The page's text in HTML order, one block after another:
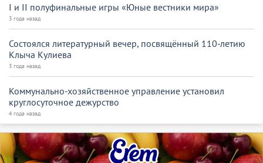
I и II полуфинальные игры «Юные вестники мира»
3 года назад
Состоялся литературный вечер, посвящённый 110-летию
Клыча Кулиева
3 года назад
Коммунально-хозяйственное управление установил
круглосуточное дежурство
4 года назад